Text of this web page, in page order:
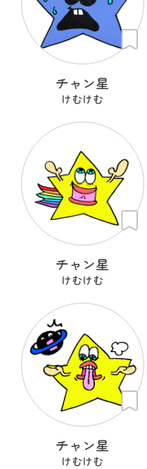
チャン星
けむけむ
チャン星
けむけむ
チャン星
けむけむ